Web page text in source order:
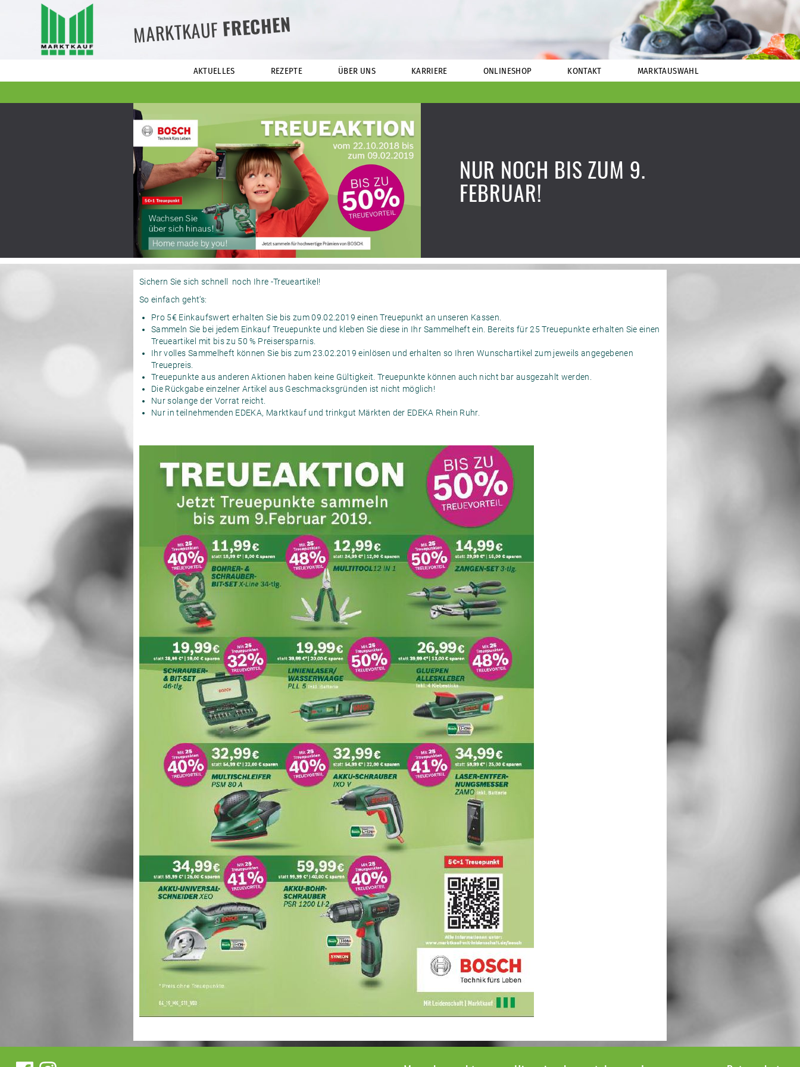
MARKTKAUFFRECHEN
AKTUELLES REZEPTE ÜBER UNS KARRIERE ONLINESHOP KONTAKT MARKTAUSWAHL
NUR NOCH BIS ZUM 9.
FEBRUAR!
Sichern Sie sich schnell noch Ihre -Treueartikel!
So einfach geht‘s:
Pro 5€ Einkaufswert erhalten Sie bis zum 09.02.2019 einen Treuepunkt an unseren Kassen.
Sammeln Sie bei jedem Einkauf Treuepunkte und kleben Sie diese in Ihr Sammelheft ein. Bereits für 25 Treuepunkte erhalten Sie einen
Treueartikel mit bis zu 50 % Preisersparnis.
Ihr volles Sammelheft können Sie bis zum 23.02.2019 einlösen und erhalten so Ihren Wunschartikel zum jeweils angegebenen
Treuepreis.
Treuepunkte aus anderen Aktionen haben keine Gültigkeit. Treuepunkte können auch nicht bar ausgezahlt werden.
Die Rückgabe einzelner Artikel aus Geschmacksgründen ist nicht möglich!
Nur solange der Vorrat reicht.
Nur in teilnehmenden EDEKA, Marktkauf und trinkgut Märkten der EDEKA Rhein Ruhr.